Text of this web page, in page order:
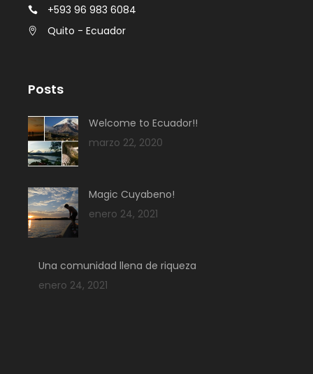
+593 96 983 6084
Quito - Ecuador
Posts
Welcome to Ecuador!!
marzo 22, 2020
Magic Cuyabeno!
enero 24, 2021
Una comunidad llena de riqueza
enero 24, 2021